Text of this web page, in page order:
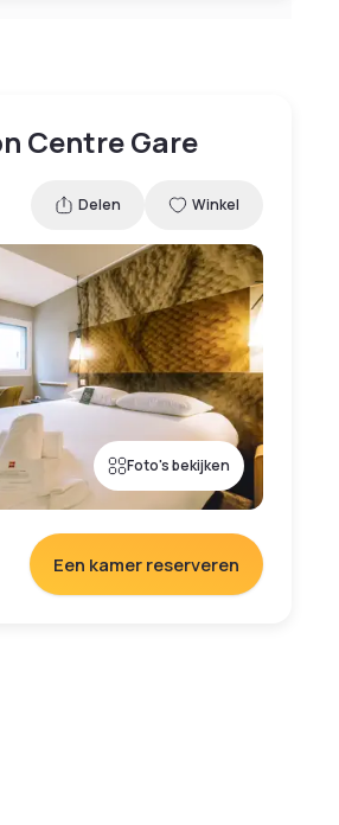
Centre Gare
Delen Winkel
Foto's bekijken
Een kamer reserveren